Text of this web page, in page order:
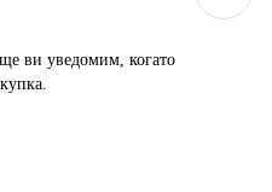
ви уведомим, когато